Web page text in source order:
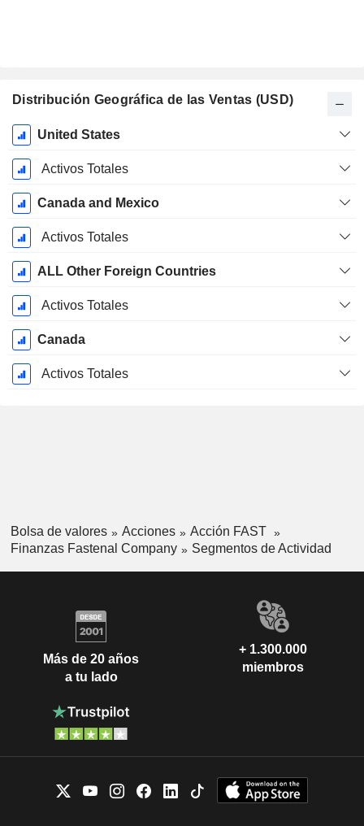
Distribución Geográfica de las Ventas (USD)
Período
fiscal:
Diciembre
United States
Activos Totales
Canada and Mexico
Activos Totales
ALL Other Foreign Countries
Activos Totales
Canada
Activos Totales
Bolsa de valores Acciones
Acción FAST
Finanzas Fastenal Company
Segmentos de Actividad
Más de 20 años
a tu lado
+ 1.300.000
miembros